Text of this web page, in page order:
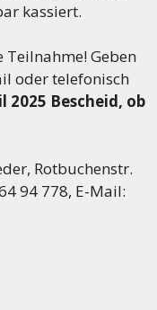
kassiert.
Teilnahme! Geben
oder telefonisch
2025 Bescheid, ob
Rotbuchenstr.
94 778, E-Mail: